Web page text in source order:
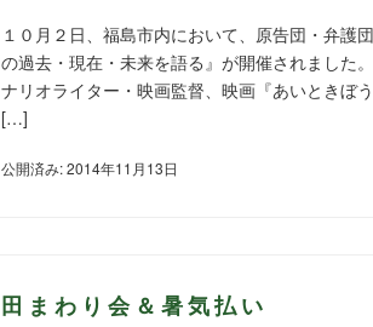
１０月２日、福島市内において、原告団・弁護
の過去・現在・未来を語る』が開催されました
ナリオライター・映画監督、映画『あいときぼ
[…]
公開済み: 2014年11月13日
田まわり会＆暑気払い